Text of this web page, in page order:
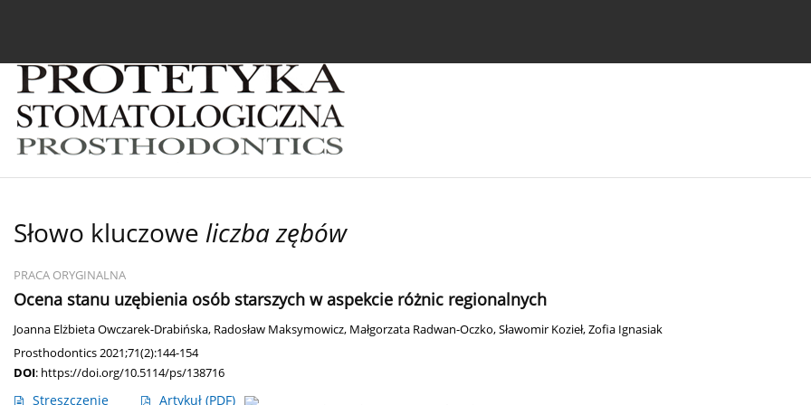
Słowo kluczowe liczba zębów
PRACA ORYGINALNA
Ocena stanu uzębienia osób starszych w aspekcie różnic regionalnych
Joanna Elżbieta Owczarek-Drabińska, Radosław Maksymowicz, Małgorzata Radwan-Oczko,Sławomir Kozieł,Zofia Ignasiak
Prosthodontics 2021;71(2):144-154
DOI: https://doi.org/10.5114/ps/138716
Streszczenie Artykuł (PDF)